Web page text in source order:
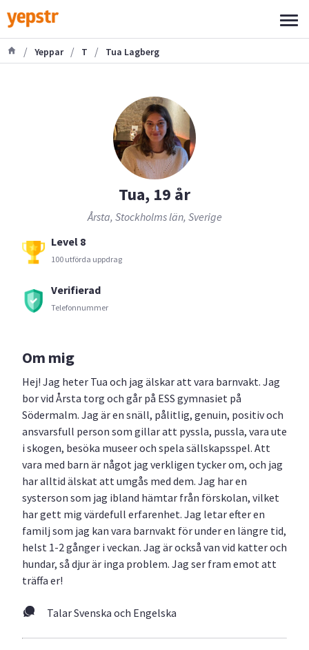
/ Yeppar / T / Tua Lagberg
Tua, 19 år
Årsta, Stockholms län, Sverige
Level 8
100 utförda uppdrag
Verifierad
Telefonnummer
Om mig
Hej! Jag heter Tua och jag älskar att vara barnvakt. Jag
bor vid Årsta torg och går på ESS gymnasiet på
Södermalm. Jag är en snäll, pålitlig, genuin, positiv och
ansvarsfull person som gillar att pyssla, pussla, vara ute
i skogen, besöka museer och spela sällskapsspel. Att
vara med barn är något jag verkligen tycker om, och jag
har alltid älskat att umgås med dem. Jag har en
systerson som jag ibland hämtar från förskolan, vilket
har gett mig värdefull erfarenhet. Jag letar efter en
familj som jag kan vara barnvakt för under en längre tid,
helst 1-2 gånger i veckan. Jag är också van vid katter och
hundar, så djur är inga problem. Jag ser fram emot att
träffa er!
Talar Svenska och Engelska